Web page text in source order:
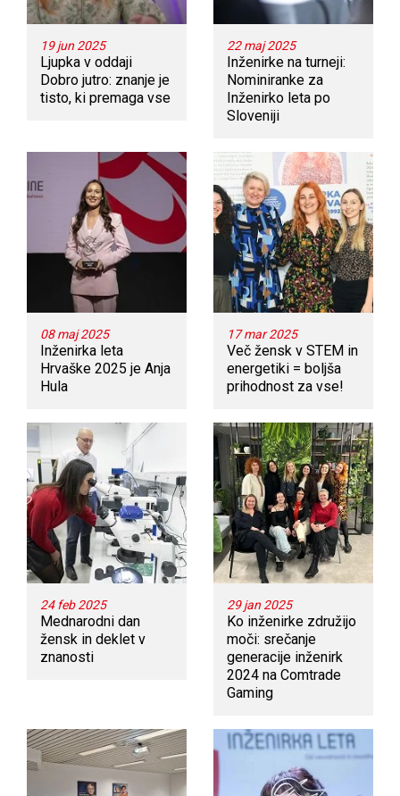
19 jun 2025
Ljupka v oddaji
Dobro jutro: znanje je
tisto, ki premaga vse
22 maj 2025
Inženirke na turneji:
Nominiranke za
Inženirko leta po
Sloveniji
08 maj 2025
Inženirka leta
Hrvaške 2025 je Anja
Hula
17 mar 2025
Več žensk v STEM in
energetiki = boljša
prihodnost za vse!
24 feb 2025
Mednarodni dan
žensk in deklet v
znanosti
29 jan 2025
Ko inženirke združijo
moči: srečanje
generacije inženirk
2024 na Comtrade
Gaming